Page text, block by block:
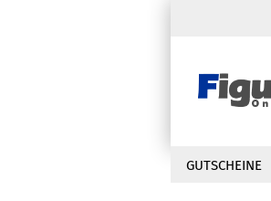
GUTSCHEINE